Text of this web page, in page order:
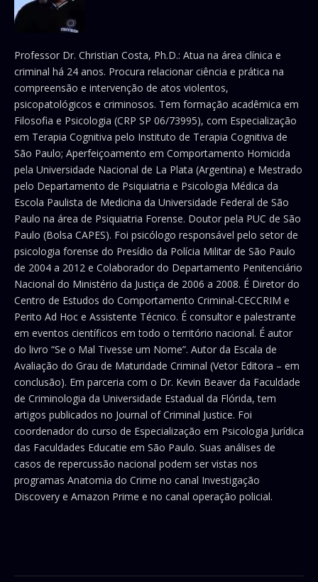
Professor Dr. Christian Costa, Ph.D.: Atua na área clínica e
criminal há 24 anos. Procura relacionar ciência e prática na
compreensão e intervenção de atos violentos,
psicopatológicos e criminosos. Tem formação acadêmica em
Filosofia e Psicologia (CRP SP 06/73995), com Especialização
em Terapia Cognitiva pelo Instituto de Terapia Cognitiva de
São Paulo; Aperfeiçoamento em Comportamento Homicida
pela Universidade Nacional de La Plata (Argentina) e Mestrado
pelo Departamento de Psiquiatria e Psicologia Médica da
Escola Paulista de Medicina da Universidade Federal de São
Paulo na área de Psiquiatria Forense. Doutor pela PUC de São
Paulo (Bolsa CAPES). Foi psicólogo responsável pelo setor de
psicologia forense do Presídio da Polícia Militar de São Paulo
de 2004 a 2012 e Colaborador do Departamento Penitenciário
Nacional do Ministério da Justiça de 2006 a 2008. É Diretor do
Centro de Estudos do Comportamento Criminal-CECCRIM e
Perito Ad Hoc e Assistente Técnico. É consultor e palestrante
em eventos científicos em todo o território nacional. É autor
do livro “Se o Mal Tivesse um Nome”. Autor da Escala de
Avaliação do Grau de Maturidade Criminal (Vetor Editora – em
conclusão). Em parceria com o Dr. Kevin Beaver da Faculdade
de Criminologia da Universidade Estadual da Flórida, tem
artigos publicados no Journal of Criminal Justice. Foi
coordenador do curso de Especialização em Psicologia Jurídica
das Faculdades Educatie em São Paulo. Suas análises de
casos de repercussão nacional podem ser vistas nos
programas Anatomia do Crime no canal Investigação
Discovery e Amazon Prime e no canal operação policial.